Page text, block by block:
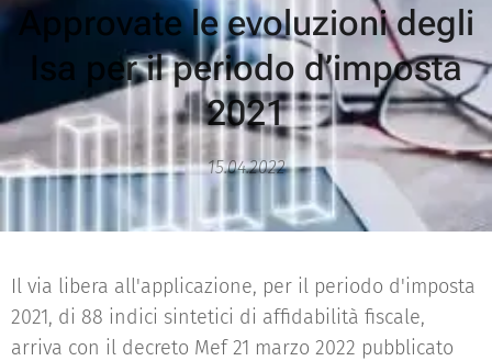
Approvate le evoluzioni degli
Isa per il periodo d’imposta
2021
15.04.2022
Il via libera all'applicazione, per il periodo d'imposta
2021, di 88 indici sintetici di affidabilità fiscale,
arriva con il decreto Mef 21 marzo 2022 pubblicato